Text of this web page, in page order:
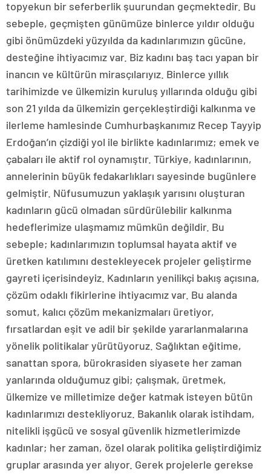
topyekun bir seferberlik şuurundan geçmektedir. Bu
sebeple, geçmişten günümüze binlerce yıldır olduğu
gibi önümüzdeki yüzyılda da kadınlarımızın gücüne,
desteğine ihtiyacımız var. Biz kadını baş tacı yapan bir
inancın ve kültürün mirasçılarıyız. Binlerce yıllık
tarihimizde ve ülkemizin kuruluş yıllarında olduğu gibi
son 21 yılda da ülkemizin gerçekleştirdiği kalkınma ve
ilerleme hamlesinde Cumhurbaşkanımız Recep Tayyip
Erdoğan’ın çizdiği yol ile birlikte kadınlarımız; emek ve
çabaları ile aktif rol oynamıştır. Türkiye, kadınlarının,
annelerinin büyük fedakarlıkları sayesinde bugünlere
gelmiştir. Nüfusumuzun yaklaşık yarısını oluşturan
kadınların gücü olmadan sürdürülebilir kalkınma
hedeflerimize ulaşmamız mümkün değildir. Bu
sebeple; kadınlarımızın toplumsal hayata aktif ve
üretken katılımını destekleyecek projeler geliştirme
gayreti içerisindeyiz. Kadınların yenilikçi bakış açısına,
çözüm odaklı fikirlerine ihtiyacımız var. Bu alanda
somut, kalıcı çözüm mekanizmaları üretiyor,
fırsatlardan eşit ve adil bir şekilde yararlanmalarına
yönelik politikalar yürütüyoruz. Sağlıktan eğitime,
sanattan spora, bürokrasiden siyasete her zaman
yanlarında olduğumuz gibi; çalışmak, üretmek,
ülkemize ve milletimize değer katmak isteyen bütün
kadınlarımızı destekliyoruz. Bakanlık olarak istihdam,
nitelikli işgücü ve sosyal güvenlik hizmetlerimizde
kadınlar; her zaman, özel olarak politika geliştirdiğimiz
gruplar arasında yer alıyor. Gerek projelerle gerekse